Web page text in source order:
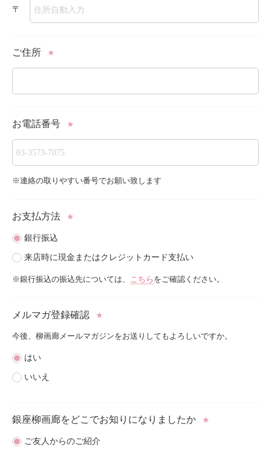
〒
ご住所 ★
お電話番号 ★
※連絡の取りやすい番号でお願い致します
お支払方法 ★
銀行振込
来店時に現金またはクレジットカード支払い
※銀行振込の振込先については、 こちら をご確認ください。
メルマガ登録確認 ★
今後、柳画廊メールマガジンをお送りしてもよろしいですか。
はい
いいえ
銀座柳画廊をどこでお知りになりましたか ★
ご友人からのご紹介